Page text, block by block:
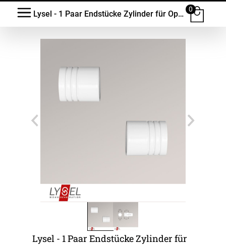
Lysel - 1 Paar Endstücke Zylinder für Opal-Stangen #1W
0
Lysel - 1 Paar Endstücke Zylinder für